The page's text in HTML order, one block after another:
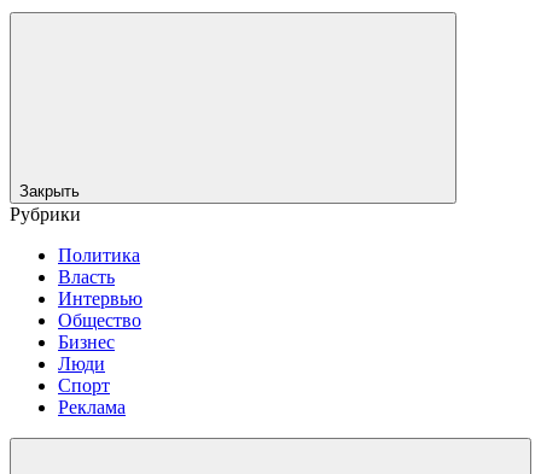
Закрыть
Рубрики
Политика
Власть
Интервью
Общество
Бизнес
Люди
Спорт
Реклама